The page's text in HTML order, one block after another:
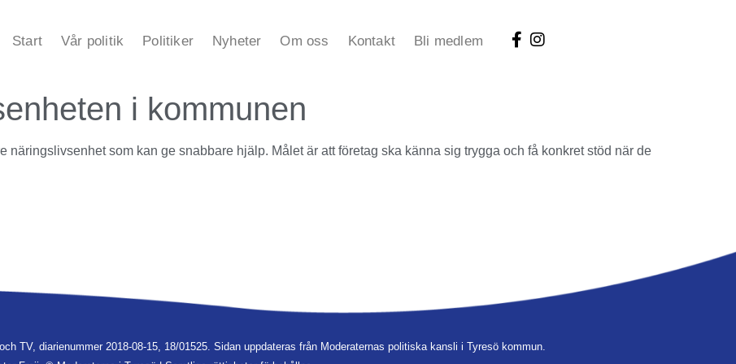
Start Vår politik Politiker Nyheter Om oss Kontakt Bli medlem
i kommunen
näringslivsenhet som kan ge snabbare hjälp. Målet är att företag ska känna sig trygga och få konkret stöd när de
TV, diarienummer 2018-08-15, 18/01525. Sidan uppdateras från Moderaternas politiska kansli i Tyresö kommun.